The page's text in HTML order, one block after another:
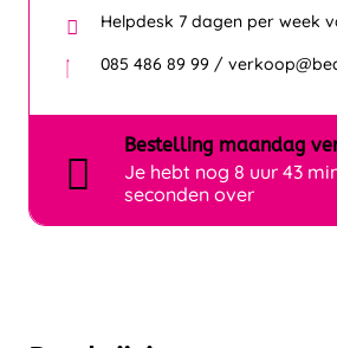
Helpdesk 7 dagen per week
085 486 89 99 /
Bestelling maandag
Je hebt nog 8 uur 43
seconden over